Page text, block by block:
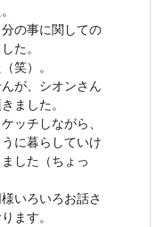
の事に関しての
た。
笑）。
が、シオンさん
ました。
ッチしながら、
に暮らしていけ
した（ちょっ
いろいろお話さ
ます。